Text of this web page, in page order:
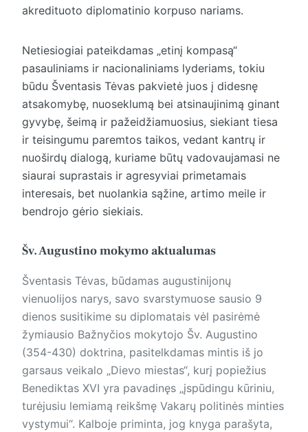
akredituoto diplomatinio korpuso nariams.
Netiesiogiai pateikdamas „etinį kompasą“
pasauliniams ir nacionaliniams lyderiams, tokiu
būdu Šventasis Tėvas pakvietė juos į didesnę
atsakomybę, nuoseklumą bei atsinaujinimą ginant
gyvybę, šeimą ir pažeidžiamuosius, siekiant tiesa
ir teisingumu paremtos taikos, vedant kantrų ir
nuoširdų dialogą, kuriame būtų vadovaujamasi ne
siaurai suprastais ir agresyviai primetamais
interesais, bet nuolankia sąžine, artimo meile ir
bendrojo gėrio siekiais.
Šv. Augustino mokymo aktualumas
Šventasis Tėvas, būdamas augustinijonų
vienuolijos narys, savo svarstymuose sausio 9
dienos susitikime su diplomatais vėl pasirėmė
žymiausio Bažnyčios mokytojo Šv. Augustino
(354-430) doktrina, pasitelkdamas mintis iš jo
garsaus veikalo „Dievo miestas“, kurį popiežius
Benediktas XVI yra pavadinęs „įspūdingu kūriniu,
turėjusiu lemiamą reikšmę Vakarų politinės minties
vystymui“. Kalboje priminta, jog knyga parašyta,